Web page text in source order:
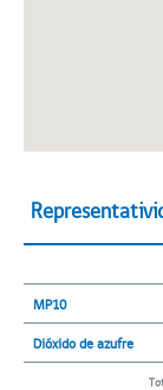
MP10
Dióxido de azufre